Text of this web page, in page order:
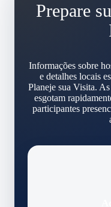
Prepare
Informações sobre
e detalhes locais
Planeje sua Visita.
esgotam
participantes